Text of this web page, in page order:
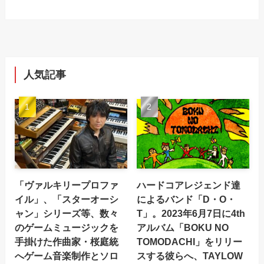
人気記事
「ヴァルキリープロファ
イル」、「スターオーシ
ャン」シリーズ等、数々
のゲームミュージックを
手掛けた作曲家・桜庭統
へゲーム音楽制作とソロ
ハードコアレジェンド達
によるバンド「D・O・
T」。2023年6月7日に4th
アルバム「BOKU NO
TOMODACHI」をリリー
スする彼らへ、TAYLOW